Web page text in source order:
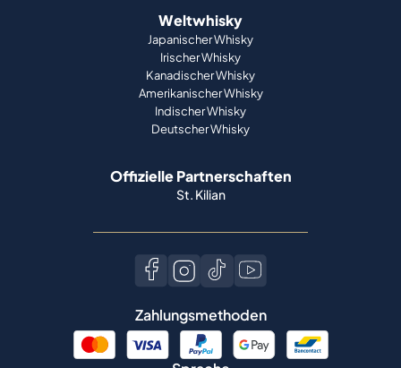
Weltwhisky
Japanischer Whisky
Irischer Whisky
Kanadischer Whisky
Amerikanischer Whisky
Indischer Whisky
Deutscher Whisky
Offizielle Partnerschaften
St. Kilian
Zahlungsmethoden